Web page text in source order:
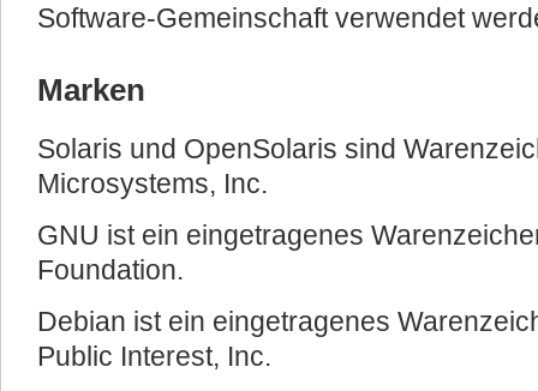
Software-Gemeinschaft verwendet
Marken
Solaris und OpenSolaris sind
Microsystems, Inc.
GNU ist ein eingetragenes
Foundation.
Debian ist ein eingetragenes
Public Interest, Inc.